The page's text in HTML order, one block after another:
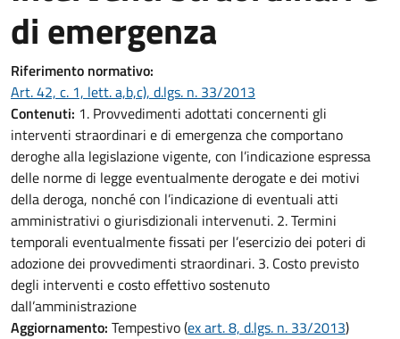
di emergenza
Riferimento normativo:
Art. 42, c. 1, lett. a,b,c), d.lgs. n. 33/2013
Contenuti: 1. Provvedimenti adottati concernenti gli
interventi straordinari e di emergenza che comportano
deroghe alla legislazione vigente, con l’indicazione espressa
delle norme di legge eventualmente derogate e dei motivi
della deroga, nonché con l’indicazione di eventuali atti
amministrativi o giurisdizionali intervenuti. 2. Termini
temporali eventualmente fissati per l’esercizio dei poteri di
adozione dei provvedimenti straordinari. 3. Costo previsto
degli interventi e costo effettivo sostenuto
dall’amministrazione
Aggiornamento: Tempestivo (ex art. 8, d.lgs. n. 33/2013)